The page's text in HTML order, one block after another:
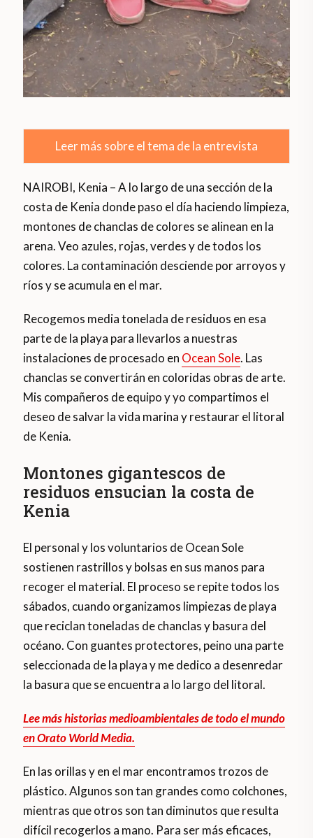
Leer más sobre el tema de la entrevista
NAIROBI, Kenia – A lo largo de una sección de la
costa de Kenia donde paso el día haciendo limpieza,
montones de chanclas de colores se alinean en la
arena. Veo azules, rojas, verdes y de todos los
colores. La contaminación desciende por arroyos y
ríos y se acumula en el mar.
Recogemos media tonelada de residuos en esa
parte de la playa para llevarlos a nuestras
instalaciones de procesado en Ocean Sole. Las
chanclas se convertirán en coloridas obras de arte.
Mis compañeros de equipo y yo compartimos el
deseo de salvar la vida marina y restaurar el litoral
de Kenia.
Montones gigantescos de
residuos ensucian la costa de
Kenia
El personal y los voluntarios de Ocean Sole
sostienen rastrillos y bolsas en sus manos para
recoger el material. El proceso se repite todos los
sábados, cuando organizamos limpiezas de playa
que reciclan toneladas de chanclas y basura del
océano. Con guantes protectores, peino una parte
seleccionada de la playa y me dedico a desenredar
la basura que se encuentra a lo largo del litoral.
Lee más historias medioambientales de todo el mundo
en Orato World Media.
En las orillas y en el mar encontramos trozos de
plástico. Algunos son tan grandes como colchones,
mientras que otros son tan diminutos que resulta
difícil recogerlos a mano. Para ser más eficaces,